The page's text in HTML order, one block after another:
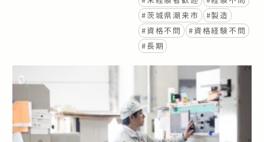
#茨城県潮来市
#製造
#資格不問
#資格経験不問
#長期